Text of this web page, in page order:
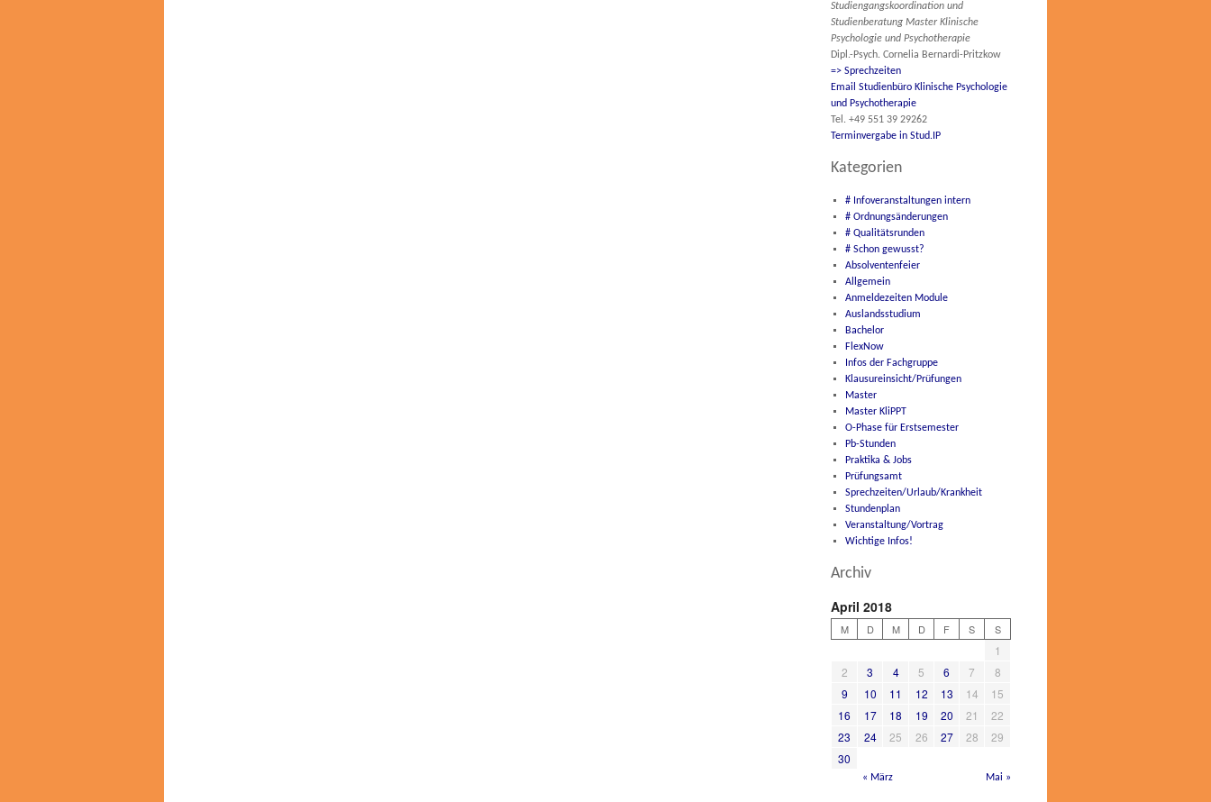
Studiengangskoordination und
Studienberatung Master Klinische
Psychologie und Psychotherapie
Dipl.-Psych. Cornelia Bernardi-Pritzkow
=> Sprechzeiten
Email Studienbüro Klinische Psychologie
und Psychotherapie
Tel. +49 551 39 29262
Terminvergabe in Stud.IP
Kategorien
# Infoveranstaltungen intern
# Ordnungsänderungen
# Qualitätsrunden
# Schon gewusst?
Absolventenfeier
Allgemein
Anmeldezeiten Module
Auslandsstudium
Bachelor
FlexNow
Infos der Fachgruppe
Klausureinsicht/Prüfungen
Master
Master KliPPT
O-Phase für Erstsemester
Pb-Stunden
Praktika & Jobs
Prüfungsamt
Sprechzeiten/Urlaub/Krankheit
Stundenplan
Veranstaltung/Vortrag
Wichtige Infos!
Archiv
April 2018
M D M D F S S
1
2
3 4 5 6 7
8
9
10 11 12 13 14
15
16
17 18 19 20 21
22
23
24 25 26 27 28
29
30
« März Mai »